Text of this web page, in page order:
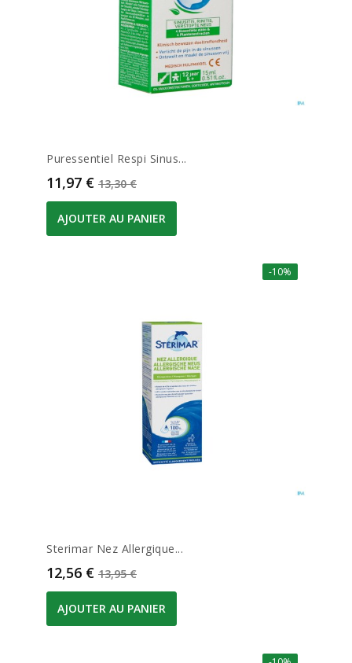
Puressentiel Respi Sinus...
Prix
11,97 € Prix de base
13,30 €
AJOUTER AU PANIER
-10%
Sterimar Nez Allergique...
Prix
12,56 € Prix de base
13,95 €
AJOUTER AU PANIER